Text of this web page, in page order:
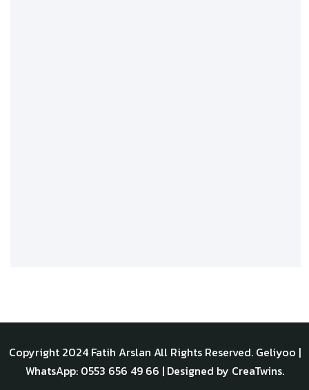
Copyright 2024 Fatih Arslan All Rights Reserved. Geliyoo |
WhatsApp: 0553 656 49 66 | Designed by CreaTwins.